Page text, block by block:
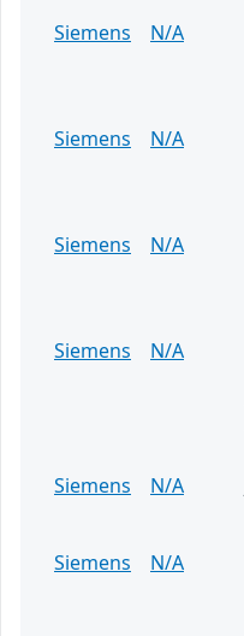
Siemens
N/A
Siemens
N/A
Siemens
N/A
Siemens
N/A
Siemens
N/A
Siemens
N/A